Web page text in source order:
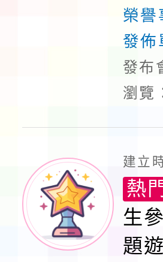
榮譽
發佈
發布
瀏覽
建立
熱
生
題